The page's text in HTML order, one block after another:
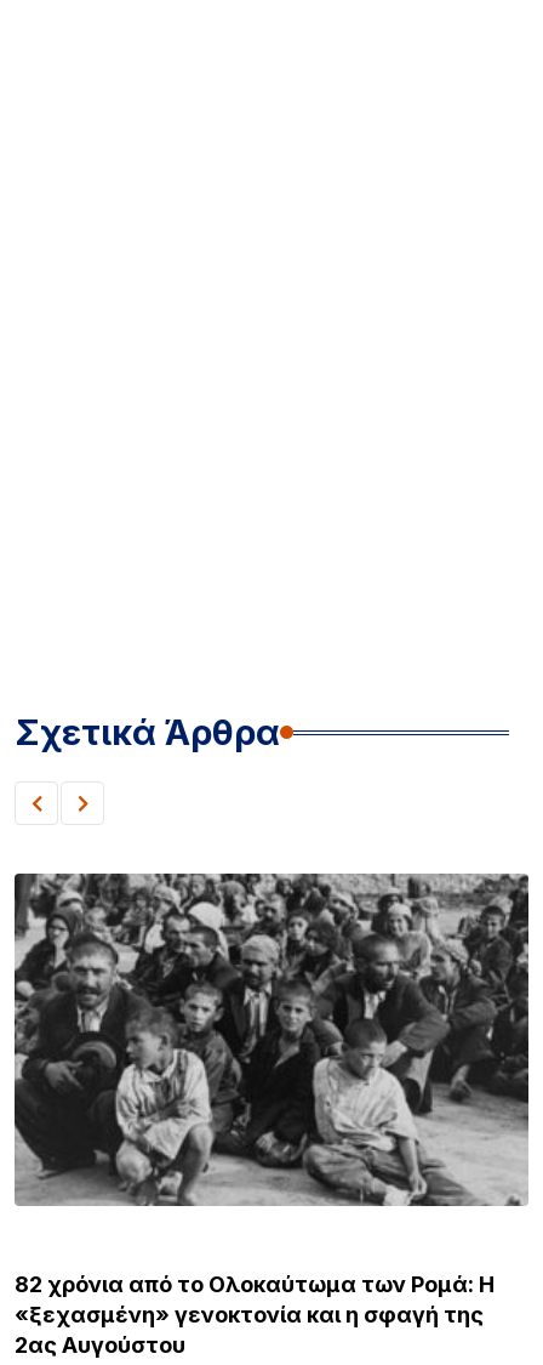
Σχετικά Άρθρα
82 χρόνια από το Ολοκαύτωμα των Ρομά: Η
«ξεχασμένη» γενοκτονία και η σφαγή της
2ας Αυγούστου